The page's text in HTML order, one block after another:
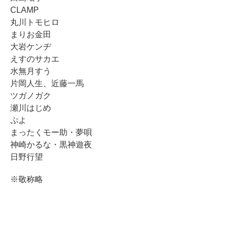
CLAMP
丸川トモヒロ
まりお金田
大岩ケンヂ
えすのサカエ
水無月すう
片岡人生、近藤一馬
ツガノガク
瀬川はじめ
ぷよ
まったくモー助・夢唄
神崎かるな・黒神遊夜
日野行望
※敬称略